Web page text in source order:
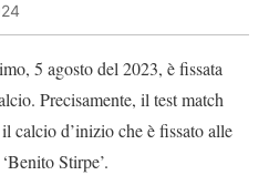
5 agosto del 2023, è fissata
Precisamente, il test match
calcio d’inizio che è fissato alle
Stirpe’.